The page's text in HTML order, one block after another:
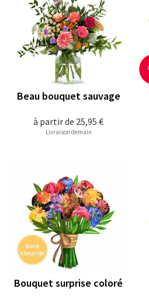
à partir de 25,95 €
Beau bouquet sauvage
Livraison demain
Bouquet surprise coloré